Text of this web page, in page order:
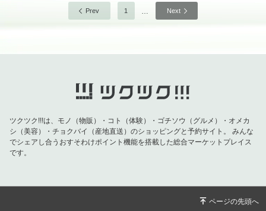
Prev 1 Next
ツクツク!!!は、モノ（物販）・コト（体験）・ゴチソウ（グルメ）・オメカ
シ（美容）・チョクバイ（産地直送）のショッピングと予約サイト。
みんな
でシェアし合うおすそわけポイント機能を搭載した総合マーケットプレイス
です。